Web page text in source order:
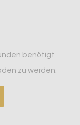
benötigt
zu werden.